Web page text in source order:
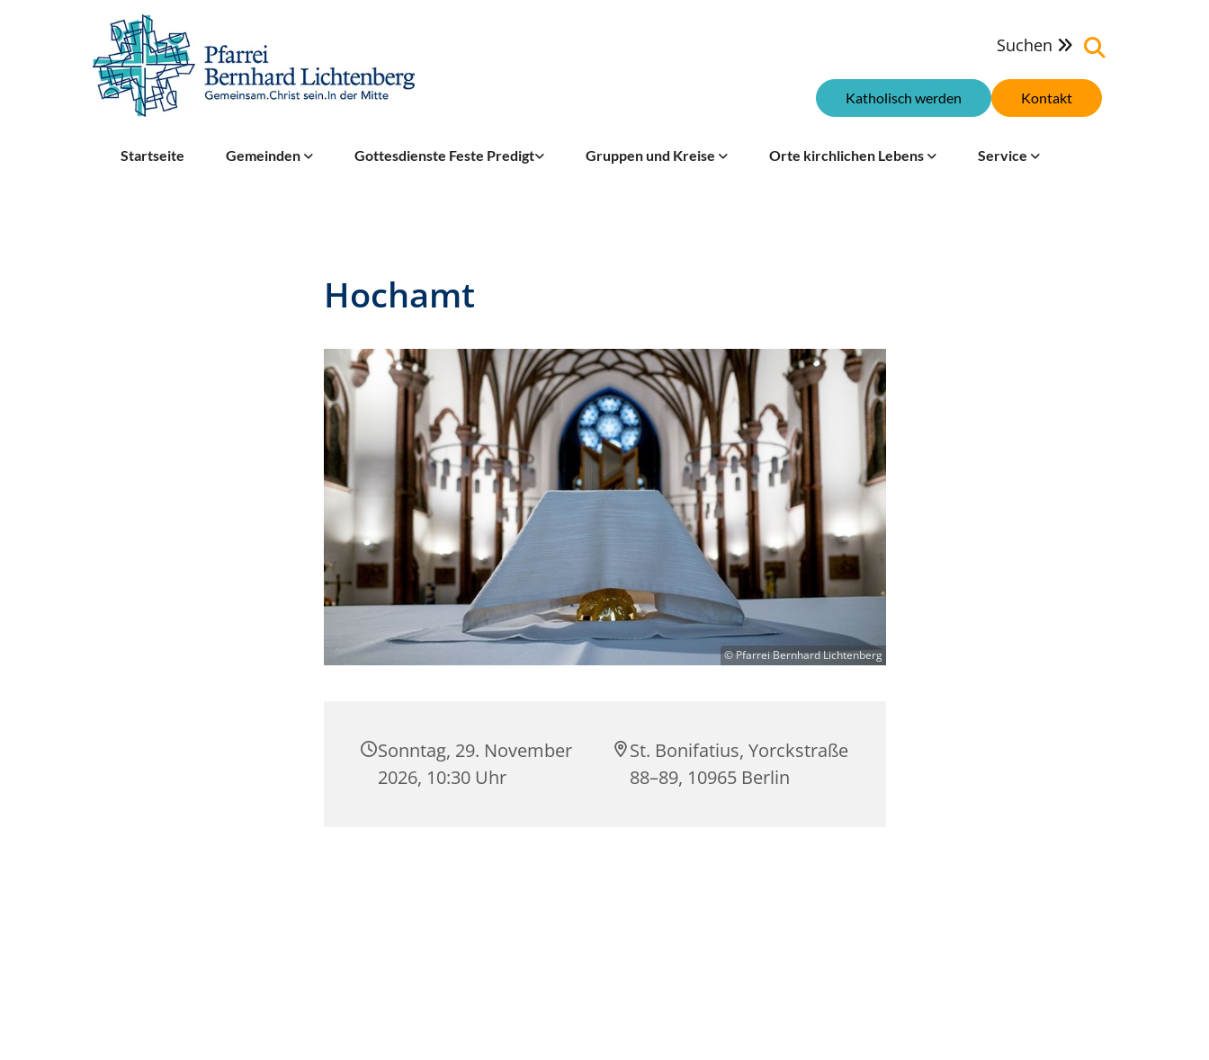
Suchen 
Kontakt
Katholisch werden
Startseite Gemeinden Gottesdienste Feste Predigt Gruppen und Kreise Orte kirchlichen Lebens Service
Hochamt
© Pfarrei Bernhard Lichtenberg
Sonntag, 29. November
2026, 10:30 Uhr
St. Bonifatius, Yorckstraße
88–89, 10965 Berlin